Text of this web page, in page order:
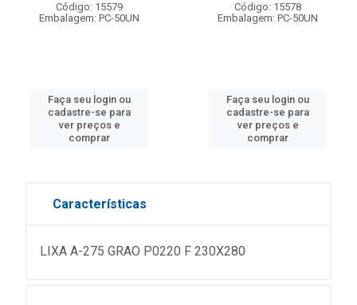
Código: 15579
Embalagem: PC-50UN
Faça seu login ou
cadastre-se para
ver preços e
comprar
Código: 15578
Embalagem: PC-50UN
Faça seu login ou
cadastre-se para
ver preços e
comprar
Características
LIXA A-275 GRAO P0220 F 230X280